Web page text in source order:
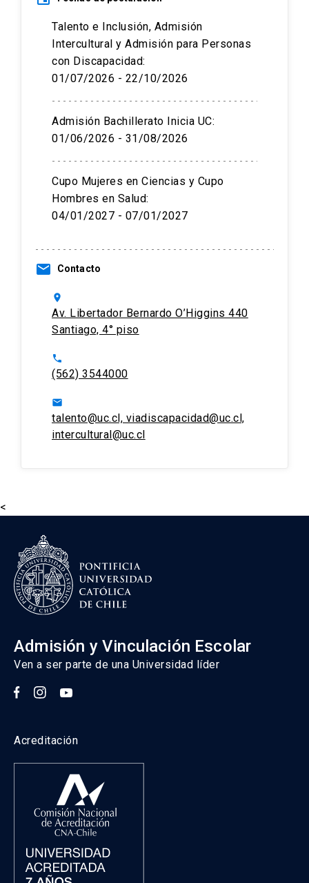
Talento e Inclusión, Admisión
Intercultural y Admisión para Personas
con Discapacidad:
01/07/2026 - 22/10/2026
Admisión Bachillerato Inicia UC:
01/06/2026 - 31/08/2026
Cupo Mujeres en Ciencias y Cupo
Hombres en Salud:
04/01/2027 - 07/01/2027
email Contacto
location_on
Av. Libertador Bernardo O’Higgins 440
Santiago, 4° piso
phone
(562) 3544000
email
talento@uc.cl, viadiscapacidad@uc.cl,
intercultural@uc.cl
<
Admisión y Vinculación Escolar
Ven a ser parte de una Universidad líder
Acreditación